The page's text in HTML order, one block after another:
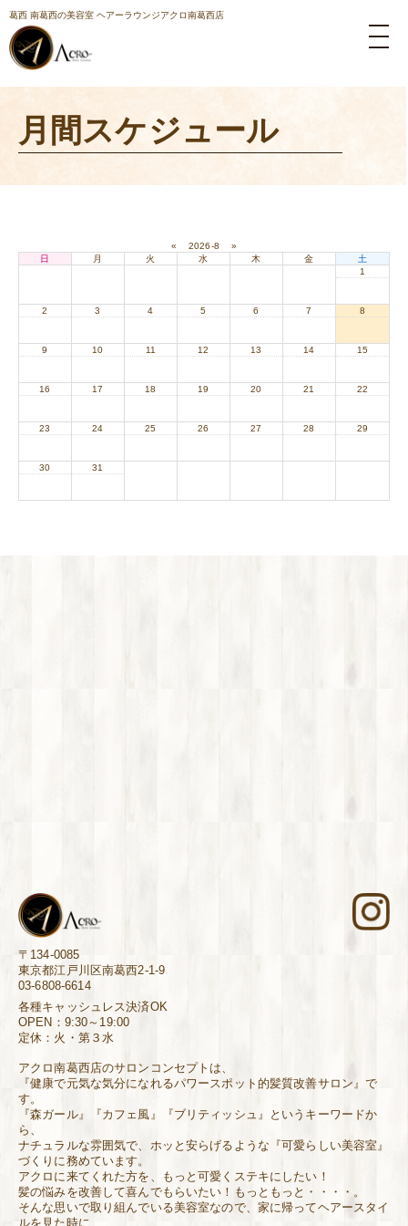
葛西 南葛西の美容室 ヘアーラウンジアクロ南葛西店
月間スケジュール
« 2026-8
»
日
月 火 水 木 金
土
1
2 3 4 5 6 7 8
9 10 11 12 13 14 15
16 17 18 19 20 21 22
23 24 25 26 27 28 29
30 31
〒134-0085
東京都江戸川区南葛西2-1-9
03-6808-6614
各種キャッシュレス決済OK
OPEN：9:30～19:00
定休：火・第３水
アクロ南葛西店のサロンコンセプトは、
『健康で元気な気分になれるパワースポット的髪質改善サロン』で
す。
『森ガール』『カフェ風』『ブリティッシュ』というキーワードか
ら、
ナチュラルな雰囲気で、ホッと安らげるような『可愛らしい美容室』
づくりに務めています。
アクロに来てくれた方を、もっと可愛くステキにしたい！
髪の悩みを改善して喜んでもらいたい！もっともっと・・・・。
そんな思いで取り組んでいる美容室なので、家に帰ってヘアースタイ
ルを見た時に、